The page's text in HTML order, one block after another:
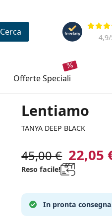
Valutazione
4,9
Cerca
offerte speciali
Lentiamo
TANYA DEEP BLACK
45,00 € 22,05
Reso facile!
In pronta